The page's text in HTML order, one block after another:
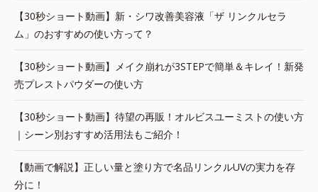
【30秒ショート動画】新・シワ改善美容液「ザ リンクルセラ
ム」のおすすめの使い方って？
【30秒ショート動画】メイク崩れが3STEPで簡単＆キレイ！新発
売プレストパウダーの使い方
【30秒ショート動画】待望の再販！オルビスユーミストの使い方
｜シーン別おすすめ活用法もご紹介！
【動画で解説】正しい量と塗り方で名品リンクルUVの実力を存
分に！